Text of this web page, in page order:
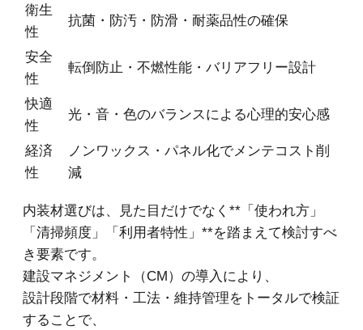
衛生
性
抗菌・防汚・防滑・耐薬品性の確保
安全
性
転倒防止・不燃性能・バリアフリー設計
快適
性
光・音・色のバランスによる心理的安心感
経済
性
ノンワックス・パネル化でメンテコスト削
減
内装材選びは、見た目だけでなく**「使われ方」
「清掃頻度」「利用者特性」**を踏まえて検討すべ
き要素です。
建設マネジメント（CM）の導入により、
設計段階で材料・工法・維持管理をトータルで検証
することで、